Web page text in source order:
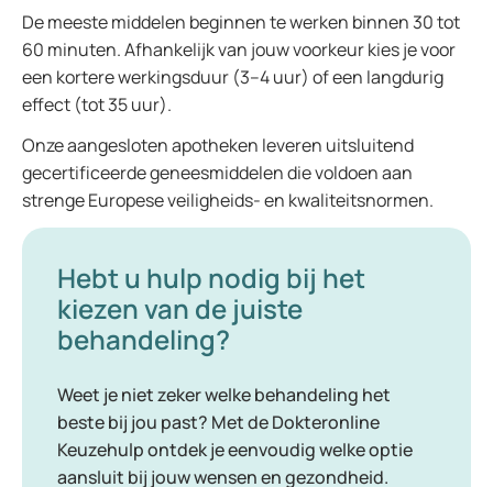
De meeste middelen beginnen te werken binnen 30 tot
60 minuten. Afhankelijk van jouw voorkeur kies je voor
een kortere werkingsduur (3–4 uur) of een langdurig
effect (tot 35 uur).
Onze aangesloten apotheken leveren uitsluitend
gecertificeerde geneesmiddelen die voldoen aan
strenge Europese veiligheids- en kwaliteitsnormen.
Hebt u hulp nodig bij het
kiezen van de juiste
behandeling?
Weet je niet zeker welke behandeling het
beste bij jou past? Met de Dokteronline
Keuzehulp ontdek je eenvoudig welke optie
aansluit bij jouw wensen en gezondheid.